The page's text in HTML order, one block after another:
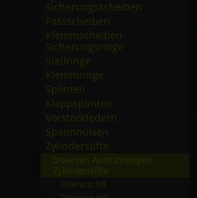
Sicherungsscheiben
Passscheiben
Klemmscheiben-
Sicherungsringe
Stellringe
Klemmringe
Splinten
Klappsplinten
Vorsteckfedern
Spannhülsen
Zylinderstifte
Toleranz h8